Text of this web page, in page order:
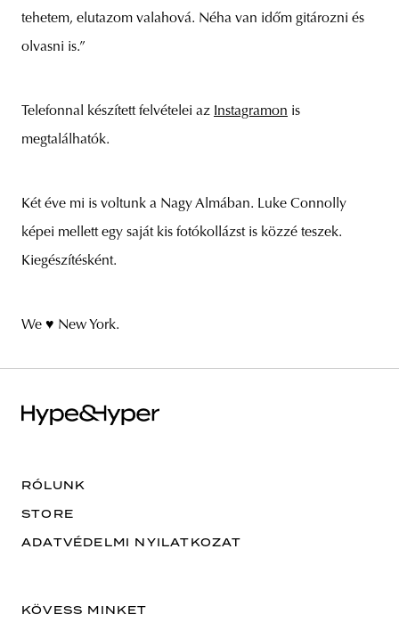
tehetem, elutazom valahová. Néha van időm gitározni és
olvasni is.”
Telefonnal készített felvételei az Instagramon is
megtalálhatók.
Két éve mi is voltunk a Nagy Almában. Luke Connolly
képei mellett egy saját kis fotókollázst is közzé teszek.
Kiegészítésként.
We ♥ New York.
RÓLUNK
STORE
ADATVÉDELMI NYILATKOZAT
KÖVESS MINKET